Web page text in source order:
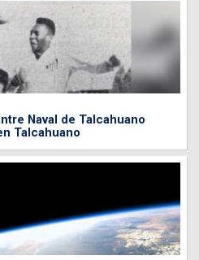
Naval de Talcahuano
Talcahuano